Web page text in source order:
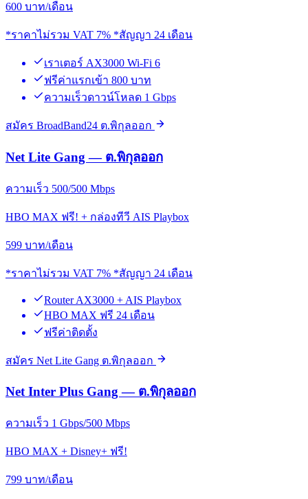
600 บาท/เดือน
*ราคาไม่รวม VAT 7% *สัญญา 24 เดือน
เราเตอร์ AX3000 Wi-Fi 6
ฟรีค่าแรกเข้า 800 บาท
ความเร็วดาวน์โหลด 1 Gbps
สมัคร BroadBand24 ต.พิกุลออก
Net Lite Gang — ต.พิกุลออก
ความเร็ว 500/500 Mbps
HBO MAX ฟรี! + กล่องทีวี AIS Playbox
599 บาท/เดือน
*ราคาไม่รวม VAT 7% *สัญญา 24 เดือน
Router AX3000 + AIS Playbox
HBO MAX ฟรี 24 เดือน
ฟรีค่าติดตั้ง
สมัคร Net Lite Gang ต.พิกุลออก
Net Inter Plus Gang — ต.พิกุลออก
ความเร็ว 1 Gbps/500 Mbps
HBO MAX + Disney+ ฟรี!
799 บาท/เดือน